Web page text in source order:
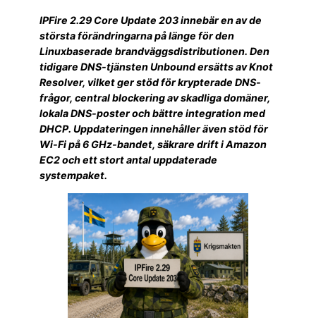
IPFire 2.29 Core Update 203 innebär en av de
största förändringarna på länge för den
Linuxbaserade brandväggsdistributionen. Den
tidigare DNS-tjänsten Unbound ersätts av Knot
Resolver, vilket ger stöd för krypterade DNS-
frågor, central blockering av skadliga domäner,
lokala DNS-poster och bättre integration med
DHCP. Uppdateringen innehåller även stöd för
Wi-Fi på 6 GHz-bandet, säkrare drift i Amazon
EC2 och ett stort antal uppdaterade
systempaket.